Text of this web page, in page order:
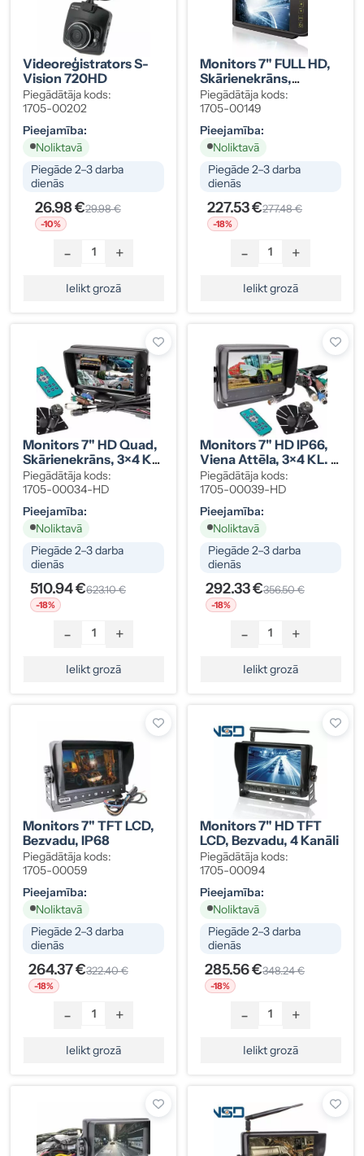
Videoreģistrators S-
Vision 720HD
Piegādātāja kods:
1705-00202
Pieejamība:
Noliktavā
Piegāde 2–3 darba
dienās
26.98 €29.98 €
-10%
- +
Ielikt grozā
Monitors 7" FULL HD,
Skārienekrāns,
Atpakaļskata
Spogulim
Piegādātāja kods:
1705-00149
Pieejamība:
Noliktavā
Piegāde 2–3 darba
dienās
227.53 €277.48 €
-18%
- +
Ielikt grozā
Monitors 7" HD Quad,
Skārienekrāns, 3×4 KL.
+ 1×5 KL.
Piegādātāja kods:
1705-00034-HD
Pieejamība:
Noliktavā
Piegāde 2–3 darba
dienās
510.94 €623.10 €
-18%
- +
Ielikt grozā
Monitors 7" HD IP66,
Viena Attēla, 3×4 KL. +
1×5 KL.
Piegādātāja kods:
1705-00039-HD
Pieejamība:
Noliktavā
Piegāde 2–3 darba
dienās
292.33 €356.50 €
-18%
- +
Ielikt grozā
Monitors 7" TFT LCD,
Bezvadu, IP68
Piegādātāja kods:
1705-00059
Pieejamība:
Noliktavā
Piegāde 2–3 darba
dienās
264.37 €322.40 €
-18%
- +
Ielikt grozā
Monitors 7" HD TFT
LCD, Bezvadu, 4 Kanāli
Piegādātāja kods:
1705-00094
Pieejamība:
Noliktavā
Piegāde 2–3 darba
dienās
285.56 €348.24 €
-18%
- +
Ielikt grozā